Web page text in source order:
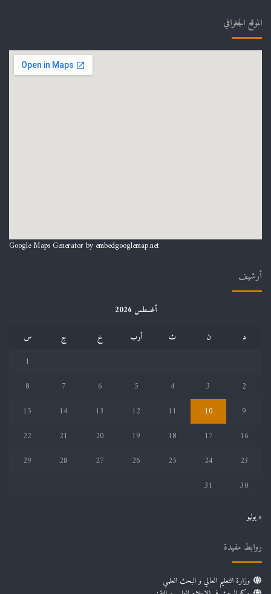
الموقع الجغرافي
Google Maps Generator by embedgooglemap.net
أرشيف
أغسطس 2026
د
ن ث أرب خ ج
س
1
2
3
4
5
6
7
8
9
10
11
12
13
14
15
16
17
18
19
20
21
22
23
24
25
26
27
28
29
30
31
« يوليو
روابط مفيدة
وزارة التعليم العالي و البحث العلمي